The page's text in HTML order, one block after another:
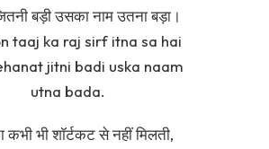
बड़ी उसका नाम उतना बड़ा।
taaj ka raj sirf itna sa hai
jitni badi uska naam
utna bada.
भी शॉर्टकट से नहीं मिलती,